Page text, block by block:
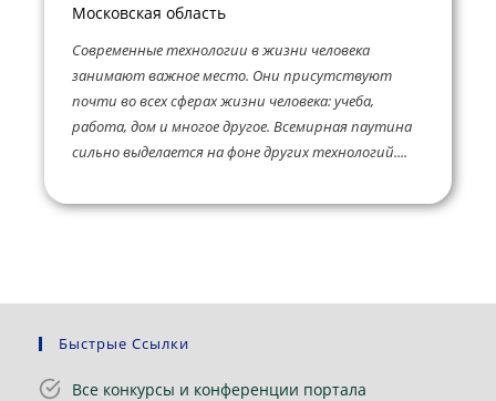
Московская область
Современные технологии в жизни человека
занимают важное место. Они присутствуют
почти во всех сферах жизни человека: учеба,
работа, дом и многое другое. Всемирная паутина
сильно выделается на фоне других технологий....
Быстрые Ссылки
Все конкурсы и конференции портала